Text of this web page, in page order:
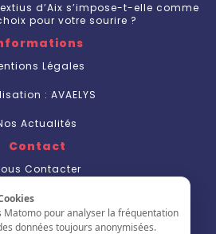
Matomo pour analyser la fréquentation
données toujours anonymisées.
d’Aix s’impose-t-elle comme
pour votre sourire ?
Légales
: AVAELYS
Actualités
Contact
Contacter
S'inscrire
L'annuaire